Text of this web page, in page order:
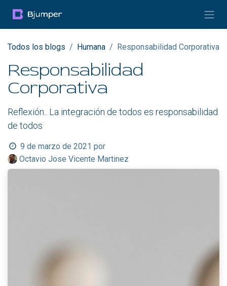
Todos los blogs Humana Responsabilidad Corporativa
Responsabilidad
Corporativa
Reflexión.. La integración de todos es responsabilidad
de todos
9 de marzo de 2021 por
Octavio Jose Vicente Martinez